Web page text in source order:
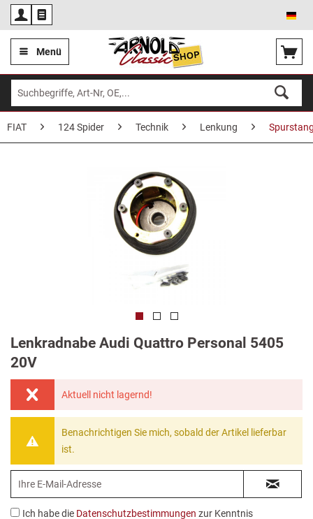
Menü
FIAT 124 Spider Technik Lenkung
Lenkradnabe Audi Quattro Personal 5405
20V
Aktuell nicht lagernd!
Benachrichtigen Sie mich, sobald der Artikel lieferbar
ist.
Ich habe die Datenschutzbestimmungen zur Kenntnis